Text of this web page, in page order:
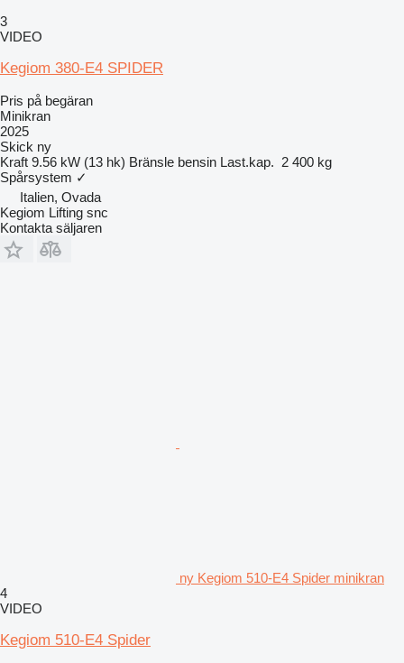
3
VIDEO
Kegiom 380-E4 SPIDER
Pris på begäran
Minikran
2025
Skick ny
Kraft 9.56 kW (13 hk) Bränsle bensin Last.kap. 2 400 kg
Spårsystem ✓
Italien, Ovada
Kegiom Lifting snc
Kontakta säljaren
ny Kegiom 510-E4 Spider minikran
4
VIDEO
Kegiom 510-E4 Spider